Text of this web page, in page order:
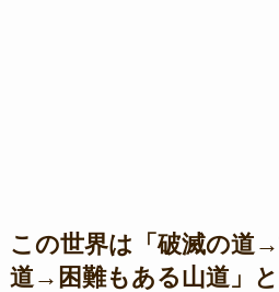
この世界は「破滅の道
道→困難もある山道」